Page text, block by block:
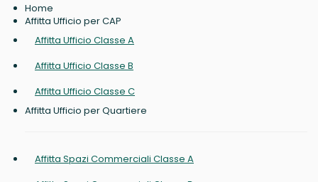
Home
Affitta Ufficio per CAP
Affitta Ufficio Classe A
Affitta Ufficio Classe B
Affitta Ufficio Classe C
Affitta Ufficio per Quartiere
Affitta Spazi Commerciali Classe A